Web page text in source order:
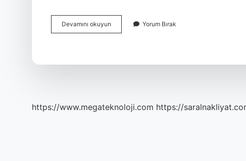
Devamını okuyun Türkiyede
Balsa
Yorum Bırak
https://www.megateknoloji.com https://